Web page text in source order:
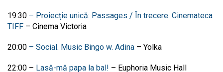
19:30 – Proiecție unică: Passages / În trecere. Cinemateca
TIFF – Cinema Victoria
20:00 – Social. Music Bingo w. Adina – Yolka
22:00 – Lasă-mă papa la bal! – Euphoria Music Hall